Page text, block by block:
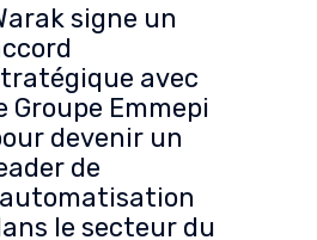
signe un
avec
Groupe Emmepi
devenir un
de
le secteur du